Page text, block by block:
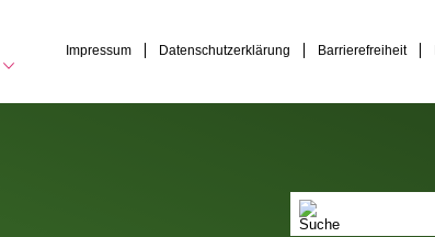
Impressum Datenschutzerklärung Barrierefreiheit